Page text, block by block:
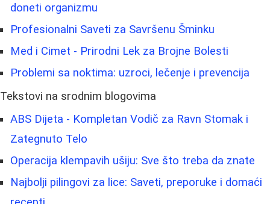
doneti organizmu
Profesionalni Saveti za Savršenu Šminku
Med i Cimet - Prirodni Lek za Brojne Bolesti
Problemi sa noktima: uzroci, lečenje i prevencija
Tekstovi na srodnim blogovima
ABS Dijeta - Kompletan Vodič za Ravn Stomak i
Zategnuto Telo
Operacija klempavih ušiju: Sve što treba da znate
Najbolji pilingovi za lice: Saveti, preporuke i domaći